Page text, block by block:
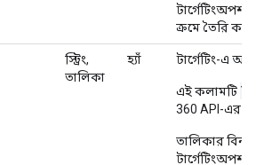
ক্রমে তৈরি করা
স্ট্রিং,
তালিকা
হ্যাঁ টার্গেটিং-এ
এই কলামটি
360 API-এর
তালিকার